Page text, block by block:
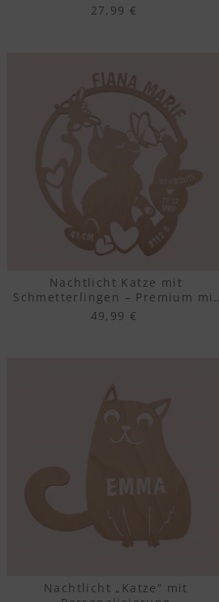
27,99 €
Nachtlicht Katze mit
Schmetterlingen – Premium mit
Personalisierung
49,99 €
Nachtlicht „Katze“ mit